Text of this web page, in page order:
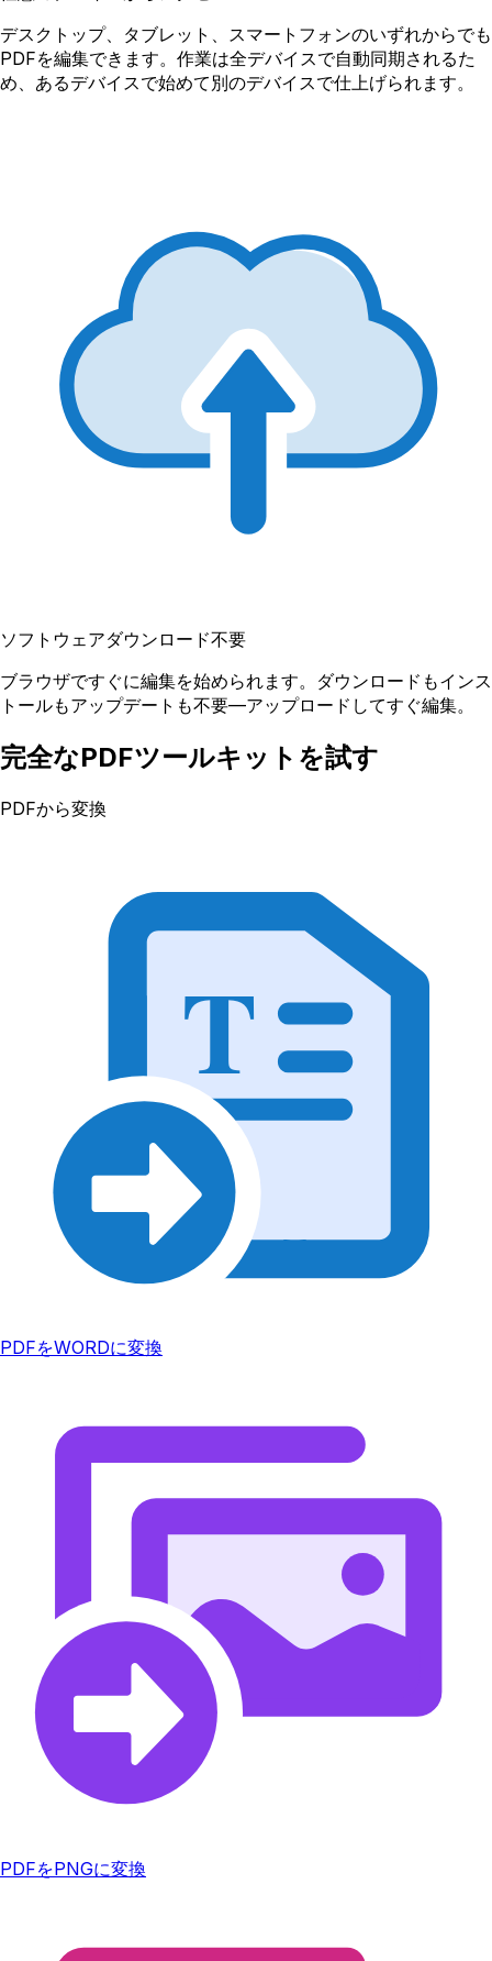
デスクトップ、タブレット、スマートフォンのいずれからでも
PDFを編集できます。作業は全デバイスで自動同期されるた
め、あるデバイスで始めて別のデバイスで仕上げられます。
ソフトウェアダウンロード不要
ブラウザですぐに編集を始められます。ダウンロードもインス
トールもアップデートも不要—アップロードしてすぐ編集。
完全なPDFツールキットを試す
PDFから変換
T
PDFをWORDに変換
PDFをPNGに変換